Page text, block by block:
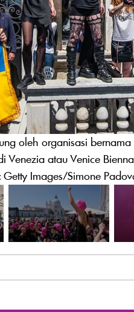
oleh organisasi
Venezia atau Venice
Images/Simone